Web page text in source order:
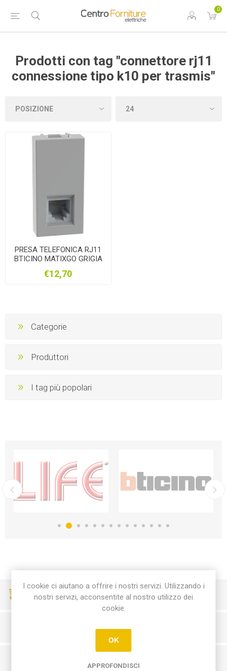
0
Prodotti con tag "connettore rj11
connessione tipo k10 per trasmis"
PRESA TELEFONICA RJ11
BTICINO MATIXGO GRIGIA
€12,70
Categorie
Produttori
I tag più popolari
CONSEGNE VELOCI
PAGAMENTI SICURI
I cookie ci aiutano a offrire i nostri servizi. Utilizzando i
nostri servizi, acconsentite al nostro utilizzo dei
cookie.
OK
APPROFONDISCI